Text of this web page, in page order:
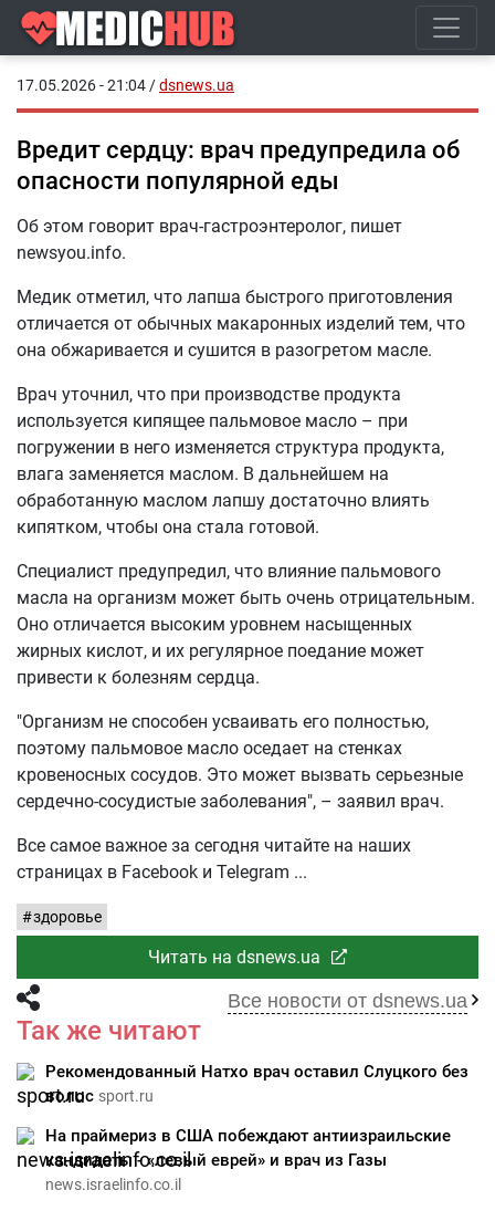
17.05.2026 - 21:04 /dsnews.ua
Вредит сердцу: врач предупредила об
опасности популярной еды
Об этом говорит врач-гастроэнтеролог, пишет
newsyou.info.
Медик отметил, что лапша быстрого приготовления
отличается от обычных макаронных изделий тем, что
она обжаривается и сушится в разогретом масле.
Врач уточнил, что при производстве продукта
используется кипящее пальмовое масло – при
погружении в него изменяется структура продукта,
влага заменяется маслом. В дальнейшем на
обработанную маслом лапшу достаточно влиять
кипятком, чтобы она стала готовой.
Специалист предупредил, что влияние пальмового
масла на организм может быть очень отрицательным.
Оно отличается высоким уровнем насыщенных
жирных кислот, и их регулярное поедание может
привести к болезням сердца.
"Организм не способен усваивать его полностью,
поэтому пальмовое масло оседает на стенках
кровеносных сосудов. Это может вызвать серьезные
сердечно-сосудистые заболевания", – заявил врач.
Все самое важное за сегодня читайте на наших
страницах в Facebook и Telegram
здоровье
Читать на dsnews.ua
Все новости от dsnews.ua
Так же читают
Рекомендованный Натхо врач оставил Слуцкого без
волос sport.ru
На праймериз в США побеждают антиизраильские
кандидаты - «левый еврей» и врач из Газы
news.israelinfo.co.il